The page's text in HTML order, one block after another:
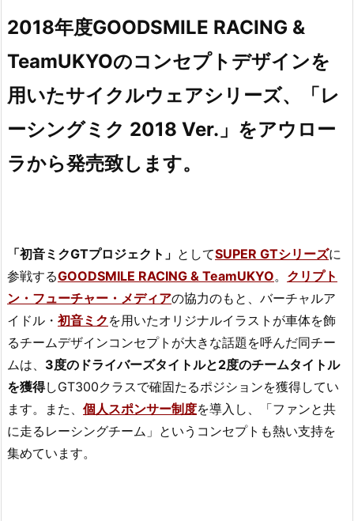
2018年度GOODSMILE RACING &
TeamUKYOのコンセプトデザインを
用いたサイクルウェアシリーズ、「レ
ーシングミク 2018 Ver.」をアウロー
ラから発売致します。
「初音ミクGTプロジェクト」 としてSUPER GTシリーズに
参戦するGOODSMILE RACING & TeamUKYO。 クリプト
ン・フューチャー・メディアの協力のもと、バーチャルア
イドル・ 初音ミク を用いたオリジナルイラストが車体を飾
るチームデザインコンセプトが大きな話題を呼んだ同チー
ムは、 3度のドライバーズタイトルと2度のチームタイトル
を獲得しGT300クラスで確固たるポジションを獲得してい
ます。また、 個人スポンサー制度を導入し、「ファンと共
に走るレーシングチーム」というコンセプトも熱い支持を
集めています。